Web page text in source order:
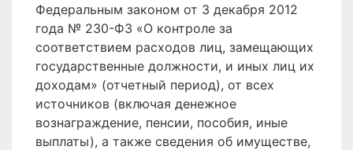
Федеральным законом от 3 декабря 2012
года № 230-ФЗ «О контроле за
соответствием расходов лиц, замещающих
государственные должности, и иных лиц их
доходам» (отчетный период), от всех
источников (включая денежное
вознаграждение, пенсии, пособия, иные
выплаты), а также сведения об имуществе,